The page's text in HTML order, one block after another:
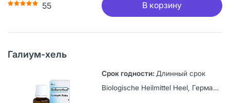
55 В корзину
Галиум-хель
Длинный срок
Biologische Heilmittel Heel, Германия